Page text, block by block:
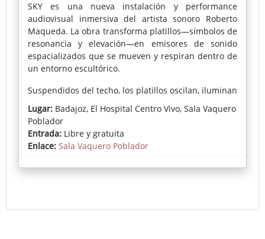
SKY es una nueva instalación y performance
audiovisual inmersiva del artista sonoro Roberto
Maqueda. La obra transforma platillos—símbolos de
resonancia y elevación—en emisores de sonido
espacializados que se mueven y respiran dentro de
un entorno escultórico.
Suspendidos del techo, los platillos oscilan, iluminan
y resuenan, moldeando un paisaje sonoro en
constante evolución que evoca la atmósfera del cielo
—su brillo, profundidad y transitoriedad. SKY invita
al público a experimentar el sonido como un
fenómeno físico y espacial—un intento poético de
escuchar el cielo mismo.
Lugar: Badajoz, El Hospital Centro Vivo, Sala Vaquero
Poblador
Entrada: Libre y gratuita
Enlace: Sala Vaquero Poblador